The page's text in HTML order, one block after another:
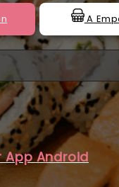
A
Android